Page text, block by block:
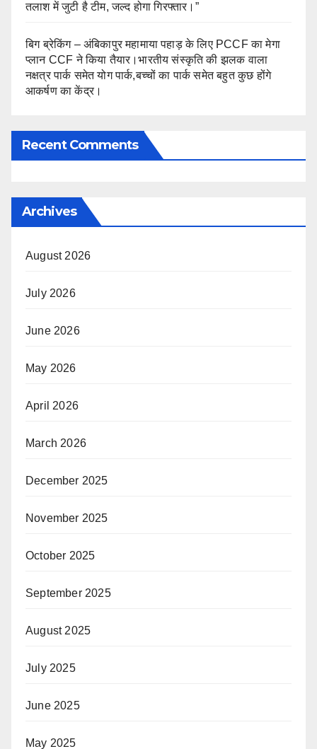
तलाश में जुटी है टीम, जल्द होगा गिरफ्तार।”
बिग ब्रेकिंग – अंबिकापुर महामाया पहाड़ के लिए PCCF का मेगा
प्लान CCF ने किया तैयार।भारतीय संस्कृति की झलक वाला
नक्षत्र पार्क समेत योग पार्क,बच्चों का पार्क समेत बहुत कुछ होंगे
आकर्षण का केंद्र।
Recent Comments
Archives
August 2026
July 2026
June 2026
May 2026
April 2026
March 2026
December 2025
November 2025
October 2025
September 2025
August 2025
July 2025
June 2025
May 2025